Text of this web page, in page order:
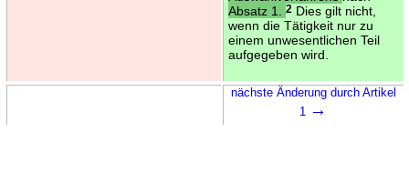
Absatz 1.
2Dies gilt nicht,
wenn die Tätigkeit nur zu
einem unwesentlichen Teil
aufgegeben wird.
nächste Änderung durch Artikel
1 →